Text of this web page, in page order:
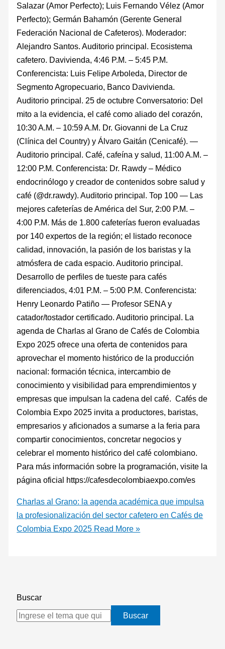
Salazar (Amor Perfecto); Luis Fernando Vélez (Amor
Perfecto); Germán Bahamón (Gerente General
Federación Nacional de Cafeteros). Moderador:
Alejandro Santos. Auditorio principal. Ecosistema
cafetero. Davivienda, 4:46 P.M. – 5:45 P.M.
Conferencista: Luis Felipe Arboleda, Director de
Segmento Agropecuario, Banco Davivienda.
Auditorio principal. 25 de octubre Conversatorio: Del
mito a la evidencia, el café como aliado del corazón,
10:30 A.M. – 10:59 A.M. Dr. Giovanni de La Cruz
(Clínica del Country) y Álvaro Gaitán (Cenicafé). —
Auditorio principal. Café, cafeína y salud, 11:00 A.M. –
12:00 P.M. Conferencista: Dr. Rawdy – Médico
endocrinólogo y creador de contenidos sobre salud y
café (@dr.rawdy). Auditorio principal. Top 100 — Las
mejores cafeterías de América del Sur, 2:00 P.M. –
4:00 P.M. Más de 1.800 cafeterías fueron evaluadas
por 140 expertos de la región; el listado reconoce
calidad, innovación, la pasión de los baristas y la
atmósfera de cada espacio. Auditorio principal.
Desarrollo de perfiles de tueste para cafés
diferenciados, 4:01 P.M. – 5:00 P.M. Conferencista:
Henry Leonardo Patiño — Profesor SENA y
catador/tostador certificado. Auditorio principal. La
agenda de Charlas al Grano de Cafés de Colombia
Expo 2025 ofrece una oferta de contenidos para
aprovechar el momento histórico de la producción
nacional: formación técnica, intercambio de
conocimiento y visibilidad para emprendimientos y
empresas que impulsan la cadena del café. Cafés de
Colombia Expo 2025 invita a productores, baristas,
empresarios y aficionados a sumarse a la feria para
compartir conocimientos, concretar negocios y
celebrar el momento histórico del café colombiano.
Para más información sobre la programación, visite la
página oficial https://cafesdecolombiaexpo.com/es
Charlas al Grano: la agenda académica que impulsa
la profesionalización del sector cafetero en Cafés de
Colombia Expo 2025 Read More »
Buscar
Buscar